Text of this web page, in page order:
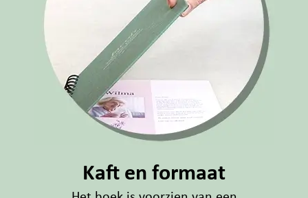
Kaft en formaat